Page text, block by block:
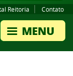
Reitoria Contato